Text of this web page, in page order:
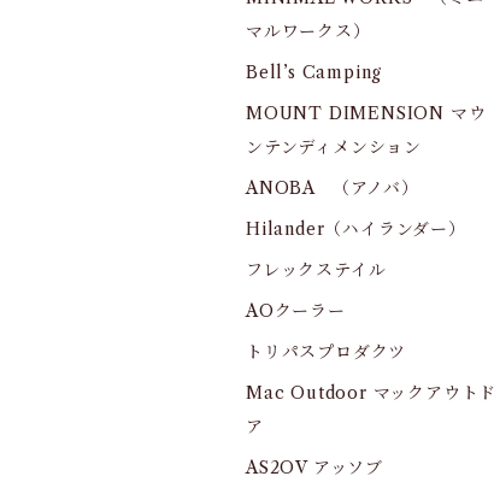
マルワークス）
Bell’s Camping
MOUNT DIMENSION マウ
ンテンディメンション
ANOBA （アノバ）
Hilander（ハイランダー）
フレックステイル
AOクーラー
トリパスプロダクツ
Mac Outdoor マックアウトド
ア
AS2OV アッソブ